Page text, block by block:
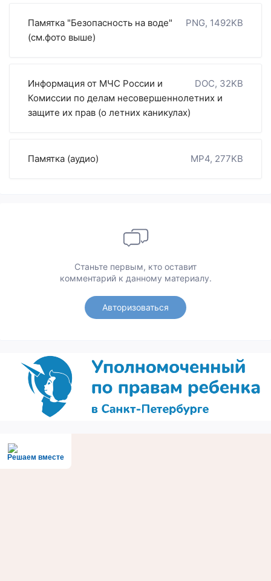
PNG, 1492KB
Памятка "Безопасность на воде"
(см.фото выше)
DOC, 32KB
Информация от МЧС России и
Комиссии по делам несовершеннолетних и
защите их прав (о летних каникулах)
MP4, 277KB
Памятка (аудио)
Станьте первым, кто оставит
комментарий к данному материалу.
Авторизоваться
Решаем вместе